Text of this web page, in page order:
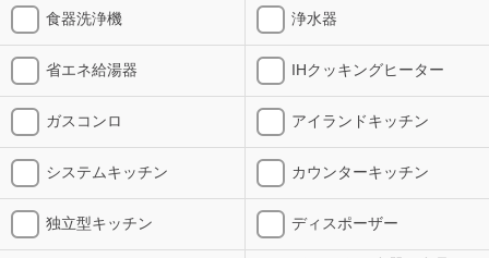
食器洗浄機 浄水器
省エネ給湯器 IHクッキングヒーター
ガスコンロ アイランドキッチン
システムキッチン カウンターキッチン
独立型キッチン ディスポーザー